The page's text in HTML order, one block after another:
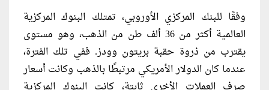
وفقًا للبنك المركزي الأوروبي، تمتلك البنوك المركزية
العالمية أكثر من 36 ألف طن من الذهب، وهو مستوى
يقترب من ذروة حقبة بريتون وودز. ففي تلك الفترة،
عندما كان الدولار الأمريكي مرتبطًا بالذهب وكانت أسعار